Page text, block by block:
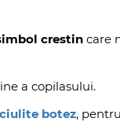
crestin care
a copilasului.
botez,